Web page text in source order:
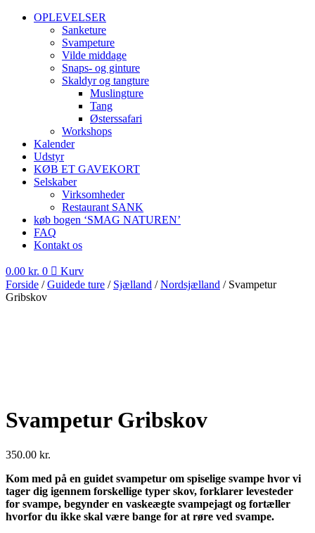
OPLEVELSER
Sanketure
Svampeture
Vilde middage
Snaps- og ginture
Skaldyr og tangture
Muslingture
Tang
Østerssafari
Workshops
Kalender
Udstyr
KØB ET GAVEKORT
Selskaber
Virksomheder
Restaurant SANK
køb bogen ‘SMAG NATUREN’
FAQ
Kontakt os
0.00 kr. 0
Kurv
Forside /Guidede ture / Sjælland /Nordsjælland / Svampetur
Gribskov
Svampetur Gribskov
350.00 kr.
Kom med på en guidet svampetur om spiselige svampe hvor vi
tager dig igennem forskellige typer skov, forklarer levesteder
for svampe, begynder en vaskeægte svampejagt og fortæller
hvorfor du ikke skal være bange for at røre ved svampe.